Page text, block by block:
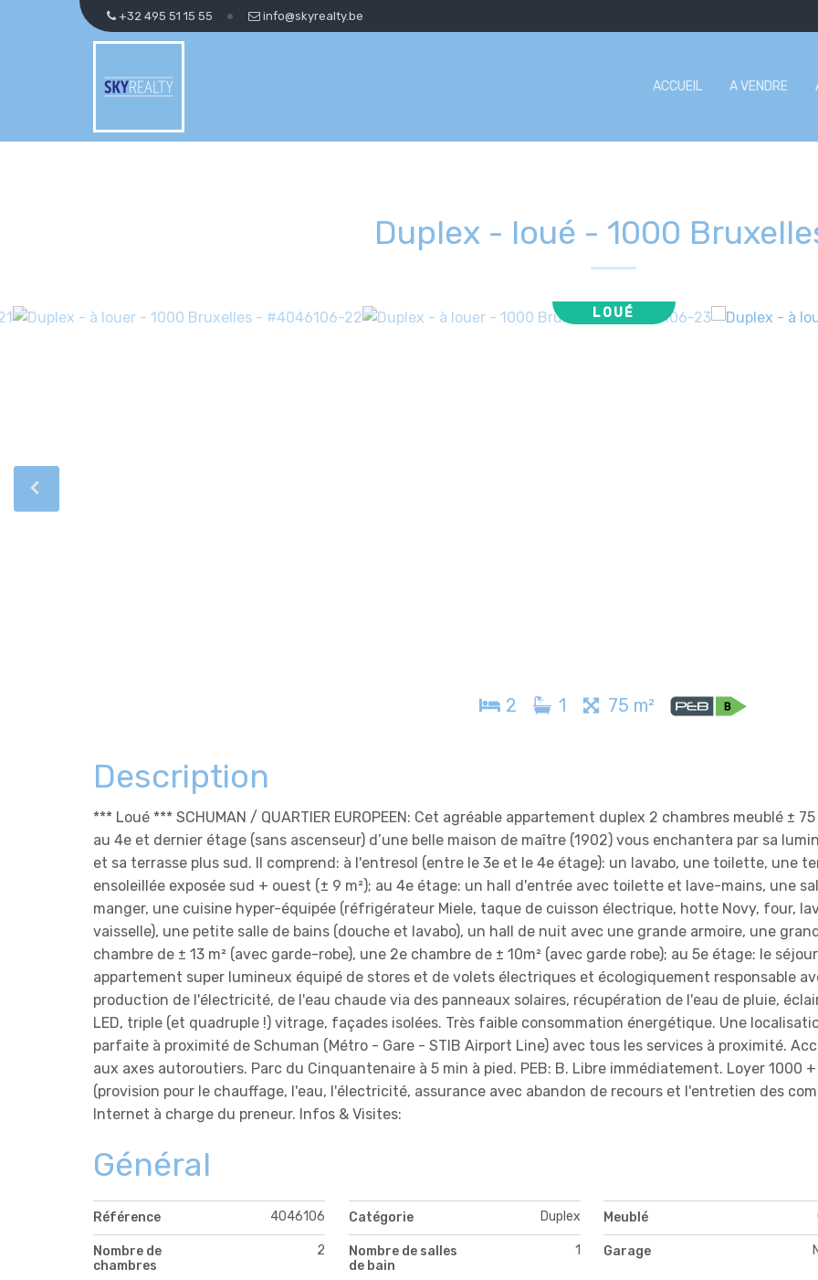
+32 495 51 15 55 info@skyrealty.be
ACCUEIL A VENDRE
Duplex - loué - 1000
LOUÉ
2 1 75 m²
Description
*** Loué *** SCHUMAN / QUARTIER EUROPEEN: Cet agréable appartement duplex 2 chambres meublé ± 75
au 4e et dernier étage (sans ascenseur) d’une belle maison de maître (1902) vous enchantera par sa
et sa terrasse plus sud. Il comprend: à l'entresol (entre le 3e et le 4e étage): un lavabo, une toilette, une
ensoleillée exposée sud + ouest (± 9 m²); au 4e étage: un hall d'entrée avec toilette et lave-mains, une
manger, une cuisine hyper-équipée (réfrigérateur Miele, taque de cuisson électrique, hotte Novy, four,
vaisselle), une petite salle de bains (douche et lavabo), un hall de nuit avec une grande armoire, une
chambre de ± 13 m² (avec garde-robe), une 2e chambre de ± 10m² (avec garde robe); au 5e étage: le
appartement super lumineux équipé de stores et de volets électriques et écologiquement responsable
production de l'électricité, de l'eau chaude via des panneaux solaires, récupération de l'eau de pluie,
LED, triple (et quadruple !) vitrage, façades isolées. Très faible consommation énergétique. Une
parfaite à proximité de Schuman (Métro - Gare - STIB Airport Line) avec tous les services à proximité.
aux axes autoroutiers. Parc du Cinquantenaire à 5 min à pied. PEB: B. Libre immédiatement. Loyer 1000
(provision pour le chauffage, l'eau, l'électricité, assurance avec abandon de recours et l'entretien des
Internet à charge du preneur. Infos & Visites:
Général
Référence 4046106 Catégorie Duplex Meublé
Nombre de
chambres
2
Nombre de salles
de bain
1 Garage